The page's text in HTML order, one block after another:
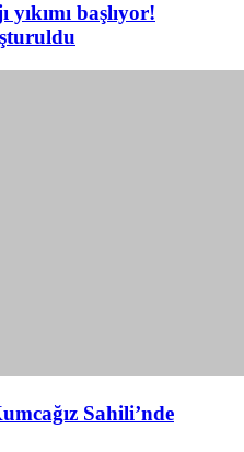
yıkımı başlıyor!
Sahili’nde